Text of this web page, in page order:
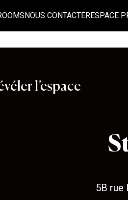
NOUS CONTACTERESPACE
l’espace
5B rue